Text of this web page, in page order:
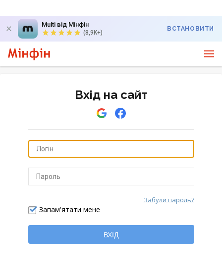
Multi від Мінфін
(8,9K+)
ВСТАНОВИТИ
Вхід на сайт
Запам'ятати мене
Забули пароль?
ВХІД